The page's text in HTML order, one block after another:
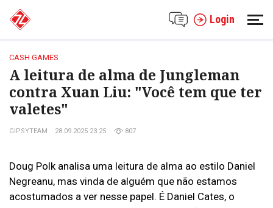
Login
CASH GAMES
A leitura de alma de Jungleman
contra Xuan Liu: "Você tem que ter
valetes"
GIPSYTEAM 28.09.2025 23:25 807
Doug Polk analisa uma leitura de alma ao estilo Daniel
Negreanu, mas vinda de alguém que não estamos
acostumados a ver nesse papel. É Daniel Cates, o